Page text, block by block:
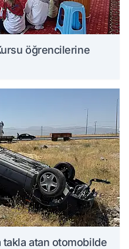
öğrencilerine
atan otomobilde